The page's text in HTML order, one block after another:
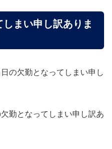
しまい申し訳ありま
の欠勤となってしまい申し
勤となってしまい申し訳あ